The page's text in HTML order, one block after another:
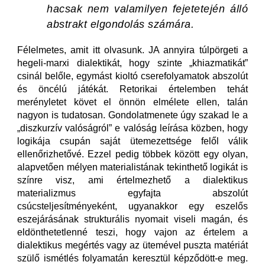
hacsak nem valamilyen fejetetején álló
abstrakt elgondolás számára.
Félelmetes, amit itt olvasunk. JA annyira túlpörgeti a
hegeli-marxi dialektikát, hogy szinte „khiazmatikát”
csinál belőle, egymást kioltó cserefolyamatok abszolút
és öncélú játékát. Retorikai értelemben tehát
merényletet követ el önnön elmélete ellen, talán
nagyon is tudatosan. Gondolatmenete úgy szakad le a
„diszkurzív valóságról” e valóság leírása közben, hogy
logikája csupán saját ütemezettsége felől válik
ellenőrizhetővé. Ezzel pedig többek között egy olyan,
alapvetően mélyen materialistának tekinthető logikát is
színre visz, ami értelmezhető a dialektikus
materializmus egyfajta abszolút
csúcsteljesítményeként, ugyanakkor egy eszelős
eszejárásának strukturális nyomait viseli magán, és
eldönthetetlenné teszi, hogy vajon az értelem a
dialektikus megértés vagy az ütemével puszta matériát
szülő ismétlés folyamatán keresztül képződött-e meg.